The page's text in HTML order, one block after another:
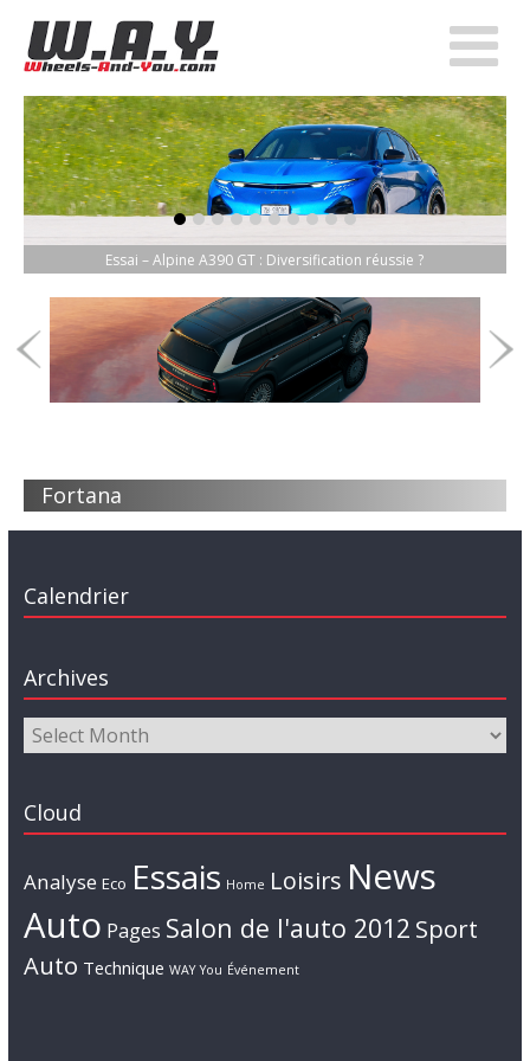
Essai – Alpine A390 GT : Diversification réussie ?
item-0
item-1
item-2
item-3
item-4
item-5
item-6
item-7
item-8
item-9
Fortana
Calendrier
Archives
Cloud
Analyse Eco Essais Home Loisirs News
Auto Pages Salon de l'auto 2012 Sport
Auto Technique WAY You Événement